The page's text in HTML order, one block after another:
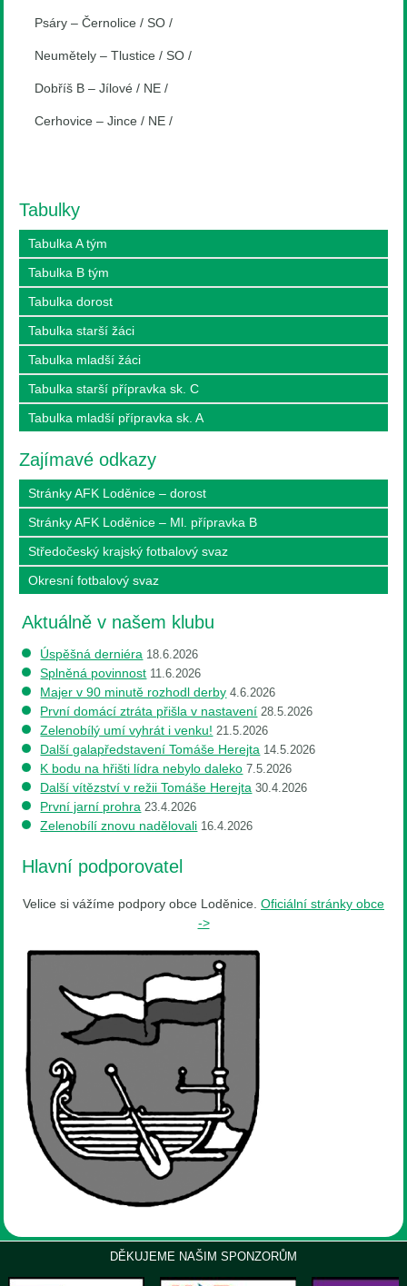
Psáry – Černolice / SO /
Neumětely – Tlustice / SO /
Dobříš B – Jílové / NE /
Cerhovice – Jince / NE /
Tabulky
Tabulka A tým
Tabulka B tým
Tabulka dorost
Tabulka starší žáci
Tabulka mladší žáci
Tabulka starší přípravka sk. C
Tabulka mladší přípravka sk. A
Zajímavé odkazy
Stránky AFK Loděnice – dorost
Stránky AFK Loděnice – Ml. přípravka B
Středočeský krajský fotbalový svaz
Okresní fotbalový svaz
Aktuálně v našem klubu
Úspěšná derniéra 18.6.2026
Splněná povinnost 11.6.2026
Majer v 90 minutě rozhodl derby 4.6.2026
První domácí ztráta přišla v nastavení 28.5.2026
Zelenobílý umí vyhrát i venku! 21.5.2026
Další galapředstavení Tomáše Herejta 14.5.2026
K bodu na hřišti lídra nebylo daleko 7.5.2026
Další vítězství v režii Tomáše Herejta 30.4.2026
První jarní prohra 23.4.2026
Zelenobílí znovu nadělovali 16.4.2026
Hlavní podporovatel
Velice si vážíme podpory obce Loděnice. Oficiální stránky obce
->
DĚKUJEME NAŠIM SPONZORŮM